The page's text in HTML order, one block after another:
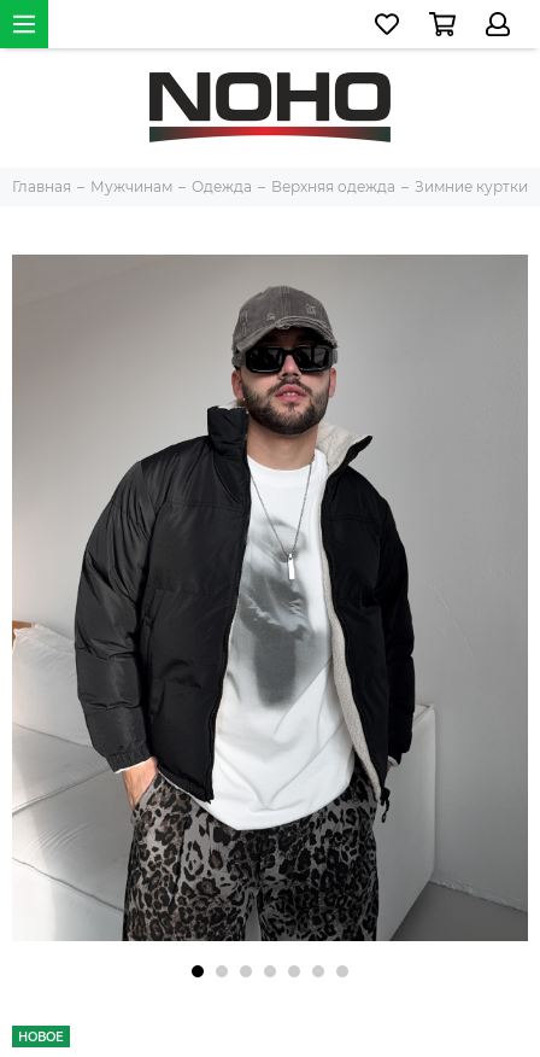
Главная Мужчинам Одежда Верхняя одежда Зимние куртки
НОВОЕ